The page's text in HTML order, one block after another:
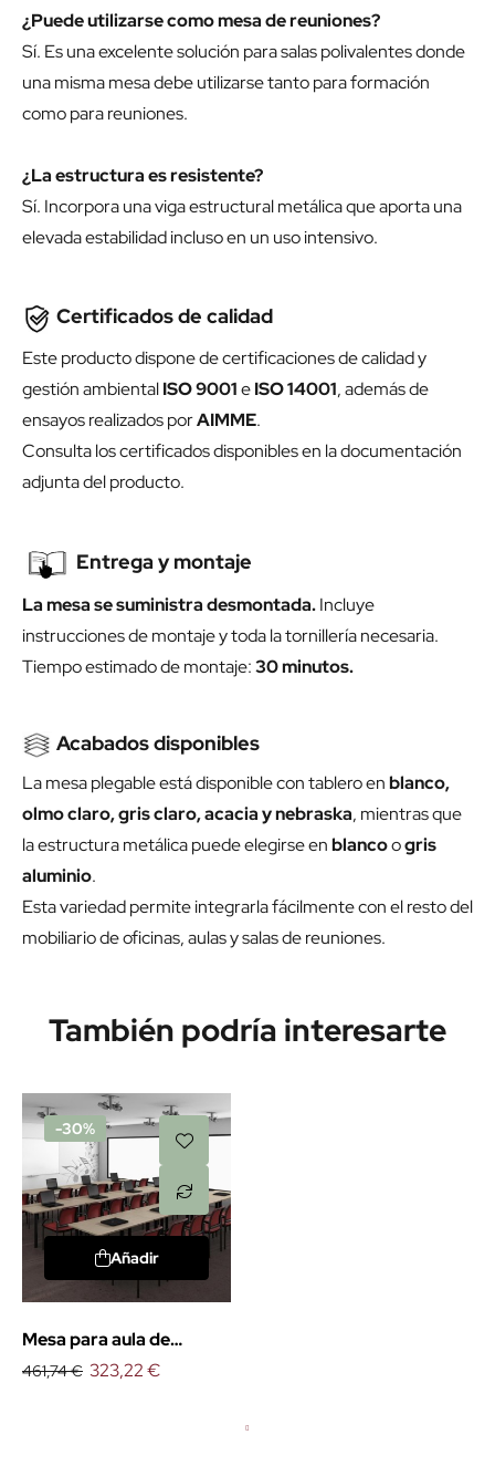
¿Puede utilizarse como mesa de reuniones?
Sí. Es una excelente solución para salas polivalentes donde
una misma mesa debe utilizarse tanto para formación
como para reuniones.
¿La estructura es resistente?
Sí. Incorpora una viga estructural metálica que aporta una
elevada estabilidad incluso en un uso intensivo.
Certificados de calidad
Este producto dispone de certificaciones de calidad y
gestión ambientalISO 9001eISO 14001, además de
ensayos realizados porAIMME.
Consulta los certificados disponibles en la documentación
adjunta del producto.
Entrega y montaje
La mesa se suministra desmontada.Incluye
instrucciones de montaje y toda la tornillería necesaria.
Tiempo estimado de montaje:30 minutos.
Acabados disponibles
La mesa plegable está disponible con tablero enblanco,
olmo claro, gris claro, acacia y nebraska, mientras que
la estructura metálica puede elegirse enblancoogris
aluminio.
Esta variedad permite integrarla fácilmente con el resto del
mobiliario de oficinas, aulas y salas de reuniones.
También podría interesarte
-30%
Añadir
Mesa para aula de
JGorbe
461,74 € 323,22 €